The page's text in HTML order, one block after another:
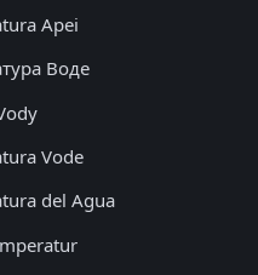
Apei
Воде
Vode
del Agua